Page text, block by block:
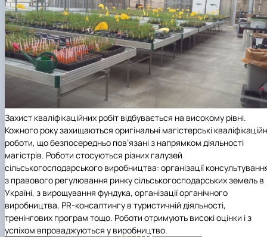
Захист кваліфікаційних робіт відбувається на високому рівні.
Кожного року захищаються оригінальні магістерські
роботи, що безпосередньо пов’язані з напрямком діяльності
магістрів. Роботи стосуються різних галузей
сільськогосподарського виробництва: організації
з правового регулювання ринку сільськогосподарських земель в
Україні, з вирощування фундука, організації органічного
виробництва, PR-консалтингу в туристичній діяльності,
тренінгових програм тощо. Роботи отримують високі оцінки і з
успіхом впроваджуються у виробництво.